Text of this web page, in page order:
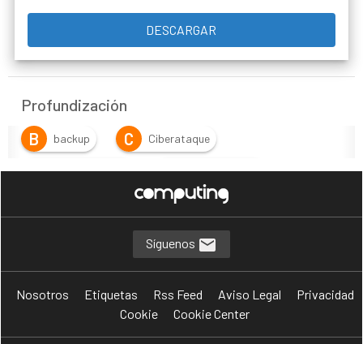
Profundización
B
backup C Ciberataque
C Ciberresiliencia C ciberseguridad
desastres
D DLP
E empresa E endpoint M MALWARE
M MSP N Nube R Ransomware
R R
Síguenos
Nosotros Etiquetas Rss Feed Aviso Legal
Privacidad
Cookie
Cookie Center